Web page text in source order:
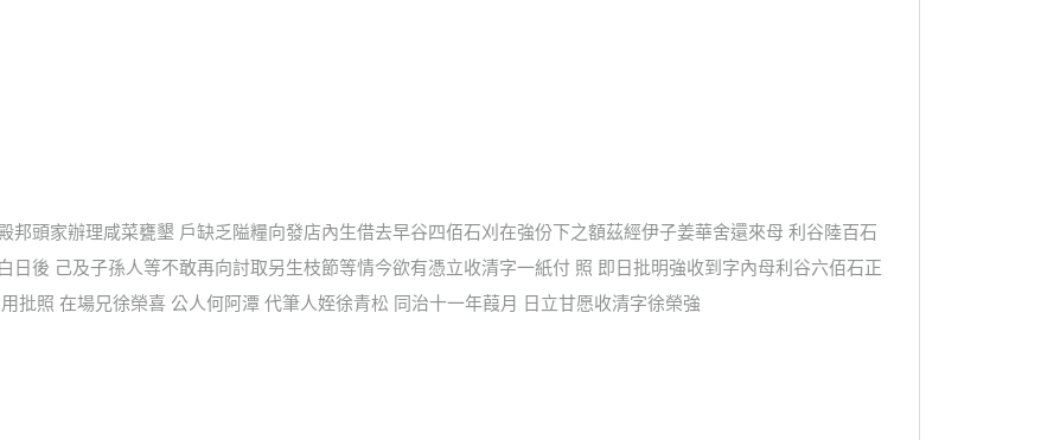
邦頭家辦理咸菜甕墾 戶缺乏隘糧向發店內生借去早谷四佰石刈在強份下之額茲經伊子姜華舍還來母 利谷陸百石
日後 己及子孫人等不敢再向討取另生枝節等情今欲有憑立收清字一紙付 照 即日批明強收到字內母利谷六佰石正
批照 在場兄徐榮喜 公人何阿潭 代筆人姪徐青松 同治十一年葭月 日立甘愿收清字徐榮強